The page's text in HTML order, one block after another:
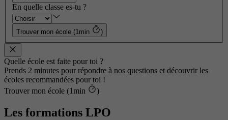
En quelle classe es-tu ?
Trouver mon école (1min )
Quelle école est faite pour toi ?
Prends 2 minutes pour répondre à nos questions et découvrir les
écoles recommandées pour toi !
Trouver mon école (1min
)
Les formations LPO